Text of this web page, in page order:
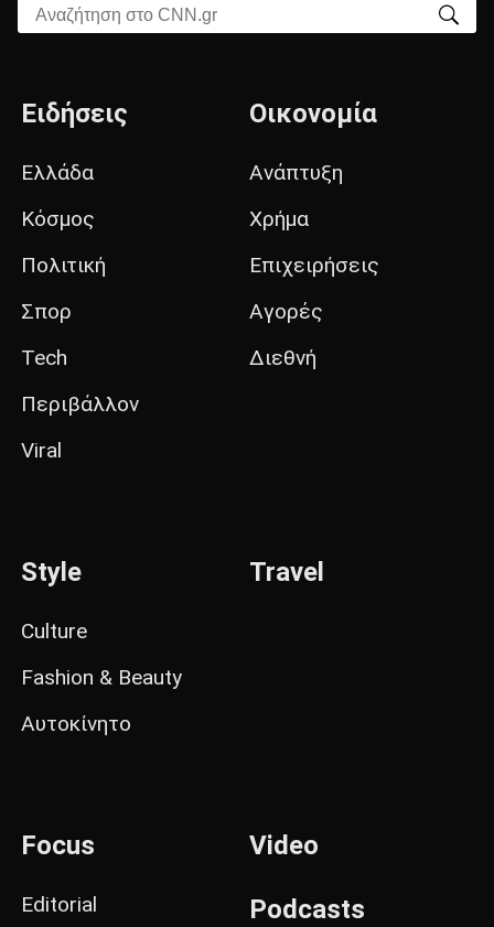
Αναζήτηση στο CNN.gr
Ειδήσεις
Ελλάδα
Κόσμος
Πολιτική
Σπορ
Tech
Περιβάλλον
Viral
Οικονομία
Ανάπτυξη
Χρήμα
Επιχειρήσεις
Αγορές
Διεθνή
Style
Culture
Fashion & Beauty
Αυτοκίνητο
Travel
Focus
Editorial
Video
Podcasts